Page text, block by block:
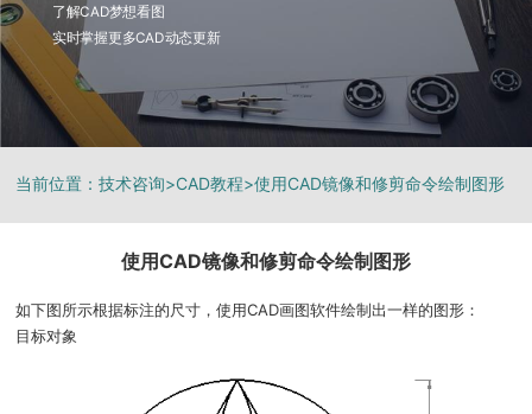
了解CAD梦想看图
实时掌握更多CAD动态更新
当前位置：技术咨询>CAD教程>使用CAD镜像和修剪命令绘制图形
使用CAD镜像和修剪命令绘制图形
如下图所示根据标注的尺寸，使用CAD画图软件绘制出一样的图形：
目标对象